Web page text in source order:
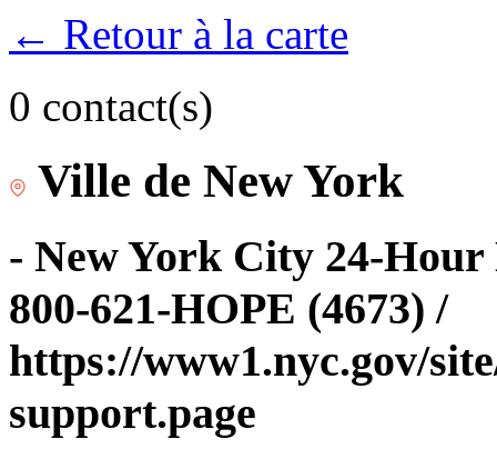
← Retour à la carte
0 contact(s)
Ville de New York
- New York City 24-
800-621-HOPE (4673) /
https://www1.nyc.gov/
support.page